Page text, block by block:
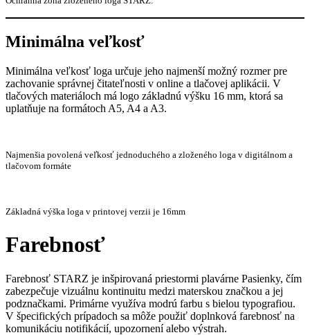
Minimálna veľkosť
Minimálna veľkosť loga určuje jeho najmenší možný rozmer pre
zachovanie správnej čitateľnosti v online a tlačovej aplikácii. V
tlačových materiáloch má logo základnú výšku 16 mm, ktorá sa
uplatňuje na formátoch A5, A4 a A3.
Najmenšia povolená veľkosť jednoduchého a zloženého loga v digitálnom a
tlačovom formáte
Základná výška loga v printovej verzii je 16mm
Farebnosť
Farebnosť STARZ je inšpirovaná priestormi plavárne Pasienky, čím
zabezpečuje vizuálnu kontinuitu medzi materskou značkou a jej
podznačkami. Primárne využíva modrú farbu s bielou typografiou.
V špecifických prípadoch sa môže použiť doplnková farebnosť na
komunikáciu notifikácií, upozornení alebo výstrah.